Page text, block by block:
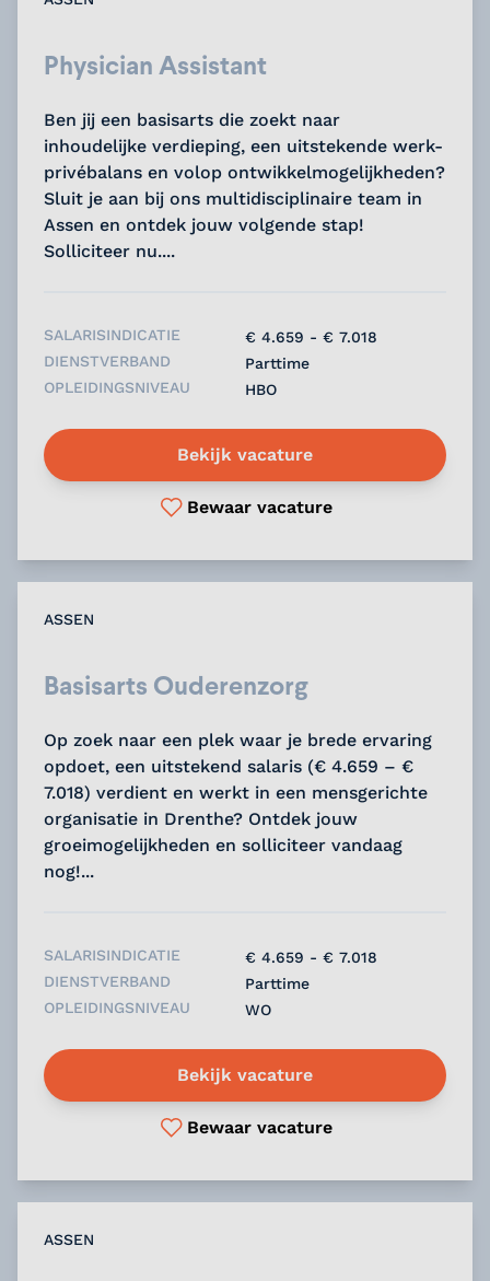
Physician Assistant
Ben jij een basisarts die zoekt naar
inhoudelijke verdieping, een uitstekende werk-
privébalans en volop ontwikkelmogelijkheden?
Sluit je aan bij ons multidisciplinaire team in
Assen en ontdek jouw volgende stap!
Solliciteer nu....
SALARISINDICATIE
€ 4.659 - € 7.018
DIENSTVERBAND
Parttime
OPLEIDINGSNIVEAU
HBO
Bekijk vacature
Bewaar vacature
ASSEN
Basisarts Ouderenzorg
Op zoek naar een plek waar je brede ervaring
opdoet, een uitstekend salaris (€ 4.659 – €
7.018) verdient en werkt in een mensgerichte
organisatie in Drenthe? Ontdek jouw
groeimogelijkheden en solliciteer vandaag
nog!...
SALARISINDICATIE
€ 4.659 - € 7.018
DIENSTVERBAND
Parttime
OPLEIDINGSNIVEAU
WO
Bekijk vacature
Bewaar vacature
ASSEN